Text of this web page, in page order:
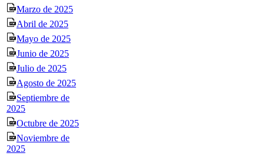
Marzo de 2025
Abril de 2025
Mayo de 2025
Junio de 2025
Julio de 2025
Agosto de 2025
Septiembre de
2025
Octubre de 2025
Noviembre de
2025